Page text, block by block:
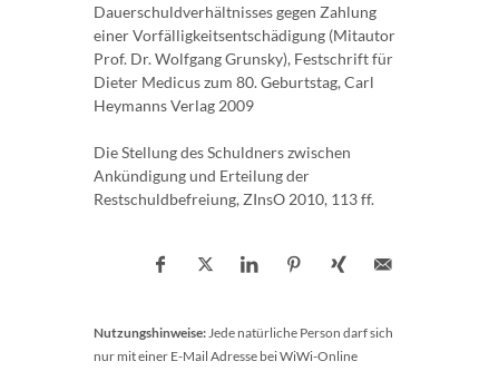
Dauerschuldverhältnisses gegen Zahlung
einer Vorfälligkeitsentschädigung (Mitautor
Prof. Dr. Wolfgang Grunsky), Festschrift für
Dieter Medicus zum 80. Geburtstag, Carl
Heymanns Verlag 2009
Die Stellung des Schuldners zwischen
Ankündigung und Erteilung der
Restschuldbefreiung, ZInsO 2010, 113 ff.
Nutzungshinweise:Jede natürliche Person darf sich
nur mit einer E-Mail Adresse bei WiWi-Online